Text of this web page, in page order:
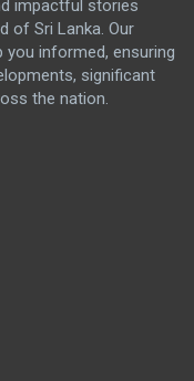
impactful stories
of Sri Lanka. Our
informed, ensuring
significant
the nation.